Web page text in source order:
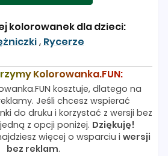
kolorowanek dla dzieci:
, Rycerze
Kolorowanka.FUN:
kosztuje, dlatego na
Jeśli chcesz wspierać
do druku i korzystać z wersji bez
z opcji poniżej. Dziękuję!
więcej o wsparciu i wersji
bez reklam.